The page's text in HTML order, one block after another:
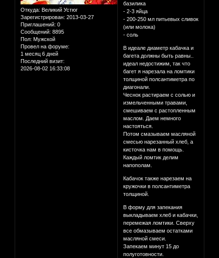
Откуда: Великий Устюг
Зарегистрирован: 2013-03-27
Приглашений: 0
Сообщений: 8895
Пол: Мужской
Провел на форуме:
1 месяц 6 дней
Последний визит:
2026-08-02 16:33:08
базилика
- 2-3 яйца
- 200-250 мл питьевых сливок
(или молока)
- соль
В идеале диаметр кабачка и
багета должны быть равны..
идеал недостижим, так что
багет я нарезала на ломтики
толщиной полсантиметра по
диагонали.
Чеснок растираем с солью и
измельченными травами,
смешиваем с растопленным
маслом. Даем немного
настояться.
Потом смазываем масляной
смесью нарезанный хлеб, а
кисточка нам в помощь.
Каждый ломтик делим
напополам.
Кабачок также нарезаем на
кружочки в полсантиметра
толщиной.
В форму для запекания
выкладываем хлеб и кабачки,
перемежая ломтики. Сверху
все обмазываем остатками
масляной смеси.
Запекаем минут 15 до
полуготовности.